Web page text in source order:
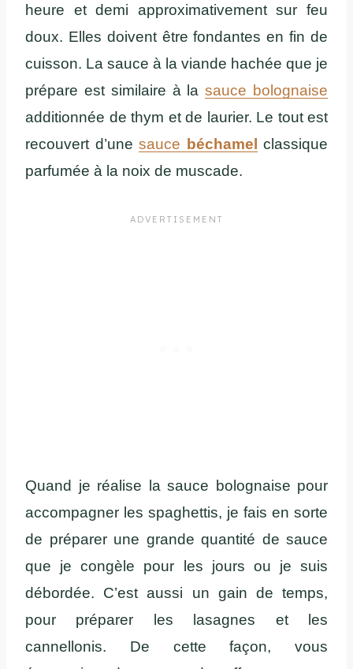
heure et demi approximativement sur feu
doux. Elles doivent être fondantes en fin de
cuisson. La sauce à la viande hachée que je
prépare est similaire à lasauce bolognaise
additionnée de thym et de laurier. Le tout est
recouvert d’une sauce béchamel
classique
parfumée à la noix de muscade.
Quand je réalise la sauce bolognaise pour
accompagner les spaghettis, je fais en sorte
de préparer une grande quantité de sauce
que je congèle pour les jours ou je suis
débordée. C’est aussi un gain de temps,
pour préparer les lasagnes et les
cannellonis. De cette façon, vous